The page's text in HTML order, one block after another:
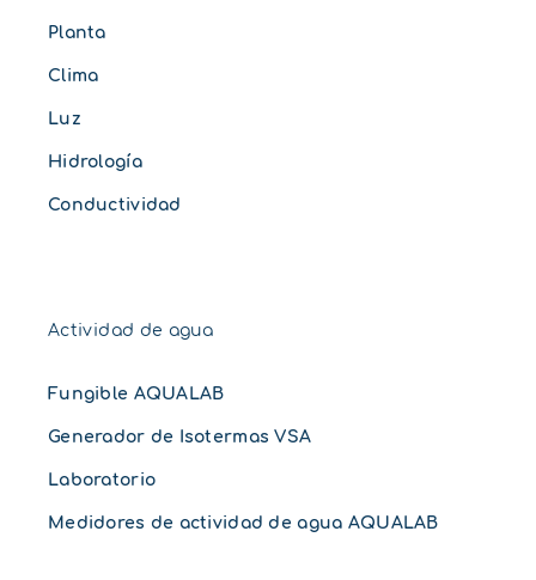
Planta
Clima
Luz
Hidrología
Conductividad
Actividad de agua
Fungible AQUALAB
Generador de Isotermas VSA
Laboratorio
Medidores de actividad de agua AQUALAB